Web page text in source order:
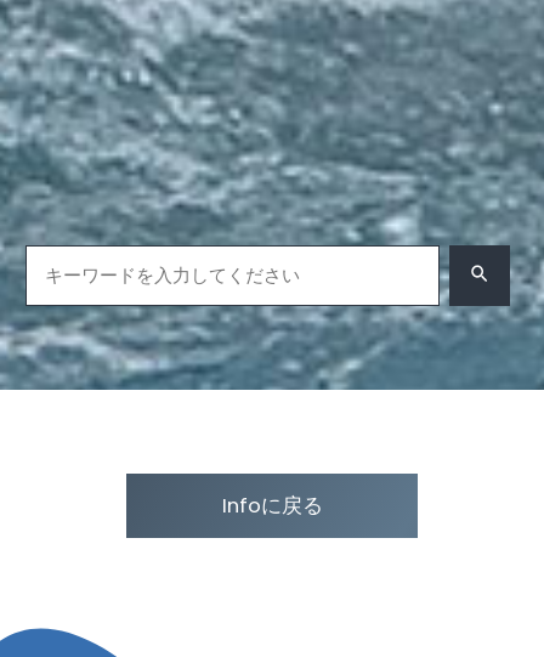
Infoに戻る